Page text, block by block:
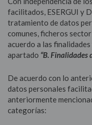
facilitados, ESERGUI y
tratamiento de datos
comunes, ficheros
acuerdo a las
apartado “B. Finalidades
De acuerdo con lo
datos personales
anteriormente
categorías: